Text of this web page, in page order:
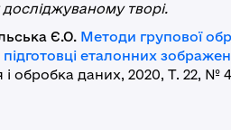
творі.
Є.О. Методи групової
еталонних
і обробка даних, 2020, Т. 22, №